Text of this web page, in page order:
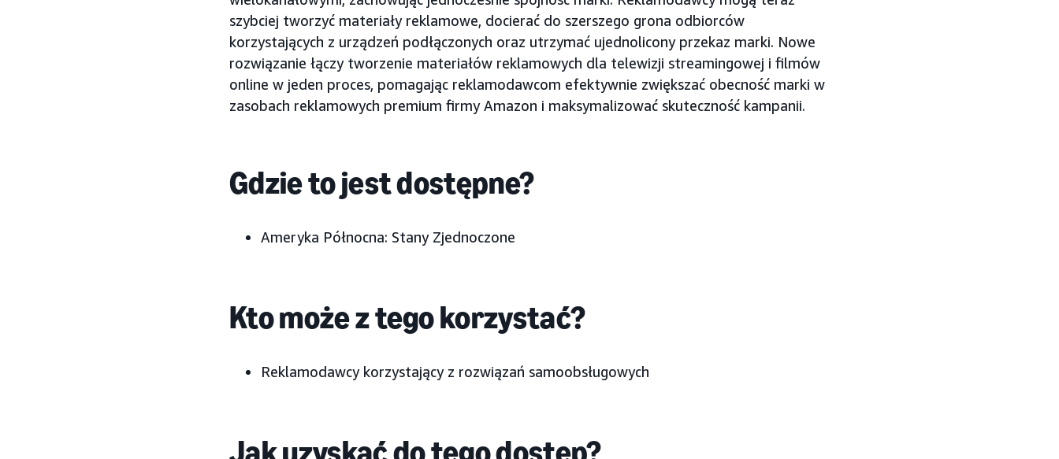
szybciej tworzyć materiały reklamowe, docierać do szerszego grona odbiorców
korzystających z urządzeń podłączonych oraz utrzymać ujednolicony przekaz marki. Nowe
rozwiązanie łączy tworzenie materiałów reklamowych dla telewizji streamingowej i filmów
online w jeden proces, pomagając reklamodawcom efektywnie zwiększać obecność marki w
zasobach reklamowych premium firmy Amazon i maksymalizować skuteczność kampanii.
Gdzie to jest dostępne?
Ameryka Północna: Stany Zjednoczone
Kto może z tego korzystać?
Reklamodawcy korzystający z rozwiązań samoobsługowych